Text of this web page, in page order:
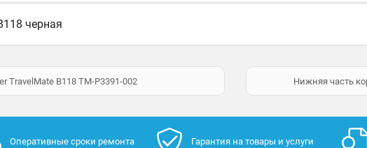
черная
TravelMate B118 TM-P3391-002 Нижняя часть
Оперативные сроки ремонта Гарантия на товары и услуги